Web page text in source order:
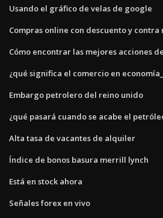
Usando el gráfico de velas de google
Compras online con descuento y contra
Cómo encontrar las mejores acciones
¿qué significa el comercio en economía_
Embargo petrolero del reino unido
¿qué pasará cuando se acabe el
Alta tasa de vacantes de alquiler
Índice de bonos basura merrill lynch
Está en stock ahora
Señales forex en vivo